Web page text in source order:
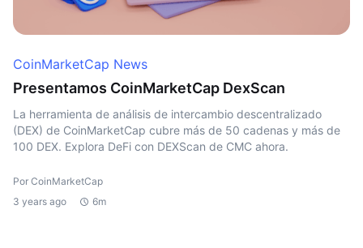
CoinMarketCap News
Presentamos CoinMarketCap DexScan
La herramienta de análisis de intercambio descentralizado
(DEX) de CoinMarketCap cubre más de 50 cadenas y más de
100 DEX. Explora DeFi con DEXScan de CMC ahora.
Por CoinMarketCap
3 years ago
6m